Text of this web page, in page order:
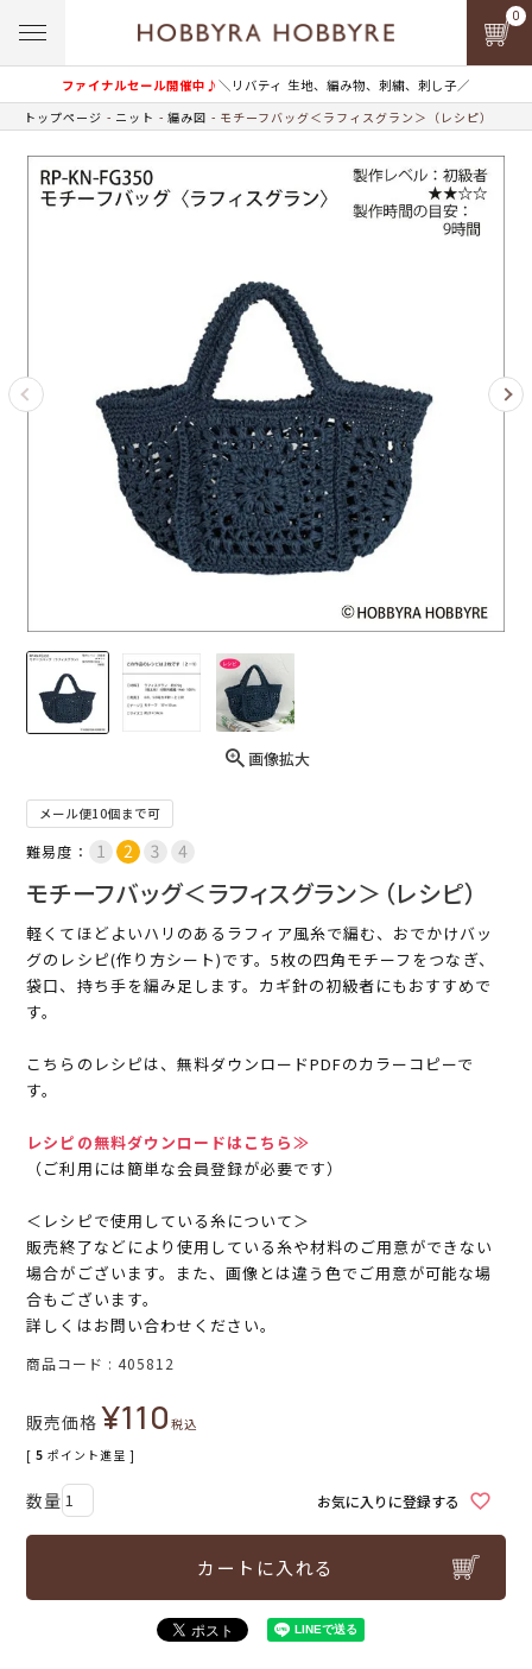
ファイナルセール開催中♪＼リバティ 生地、編み物、刺繍、刺し子／
0
トップページ ニット 編み図 モチーフバッグ＜ラフィスグラン＞（レシピ）
画像拡大
メール便10個まで可
難易度：
モチーフバッグ＜ラフィスグラン＞（レシピ）
軽くてほどよいハリのあるラフィア風糸で編む、おでかけバッ
グのレシピ(作り方シート)です。5枚の四角モチーフをつなぎ、
袋口、持ち手を編み足します。カギ針の初級者にもおすすめで
す。
こちらのレシピは、無料ダウンロードPDFのカラーコピーで
す。
レシピの無料ダウンロードはこちら≫
（ご利用には簡単な会員登録が必要です）
＜レシピで使用している糸について＞
販売終了などにより使用している糸や材料のご用意ができない
場合がございます。また、画像とは違う色でご用意が可能な場
合もございます。
詳しくはお問い合わせください。
商品コード 405812
販売価格 ¥110税込
[ 5 ポイント進呈 ]
お気に入りに登録する
カートに入れる